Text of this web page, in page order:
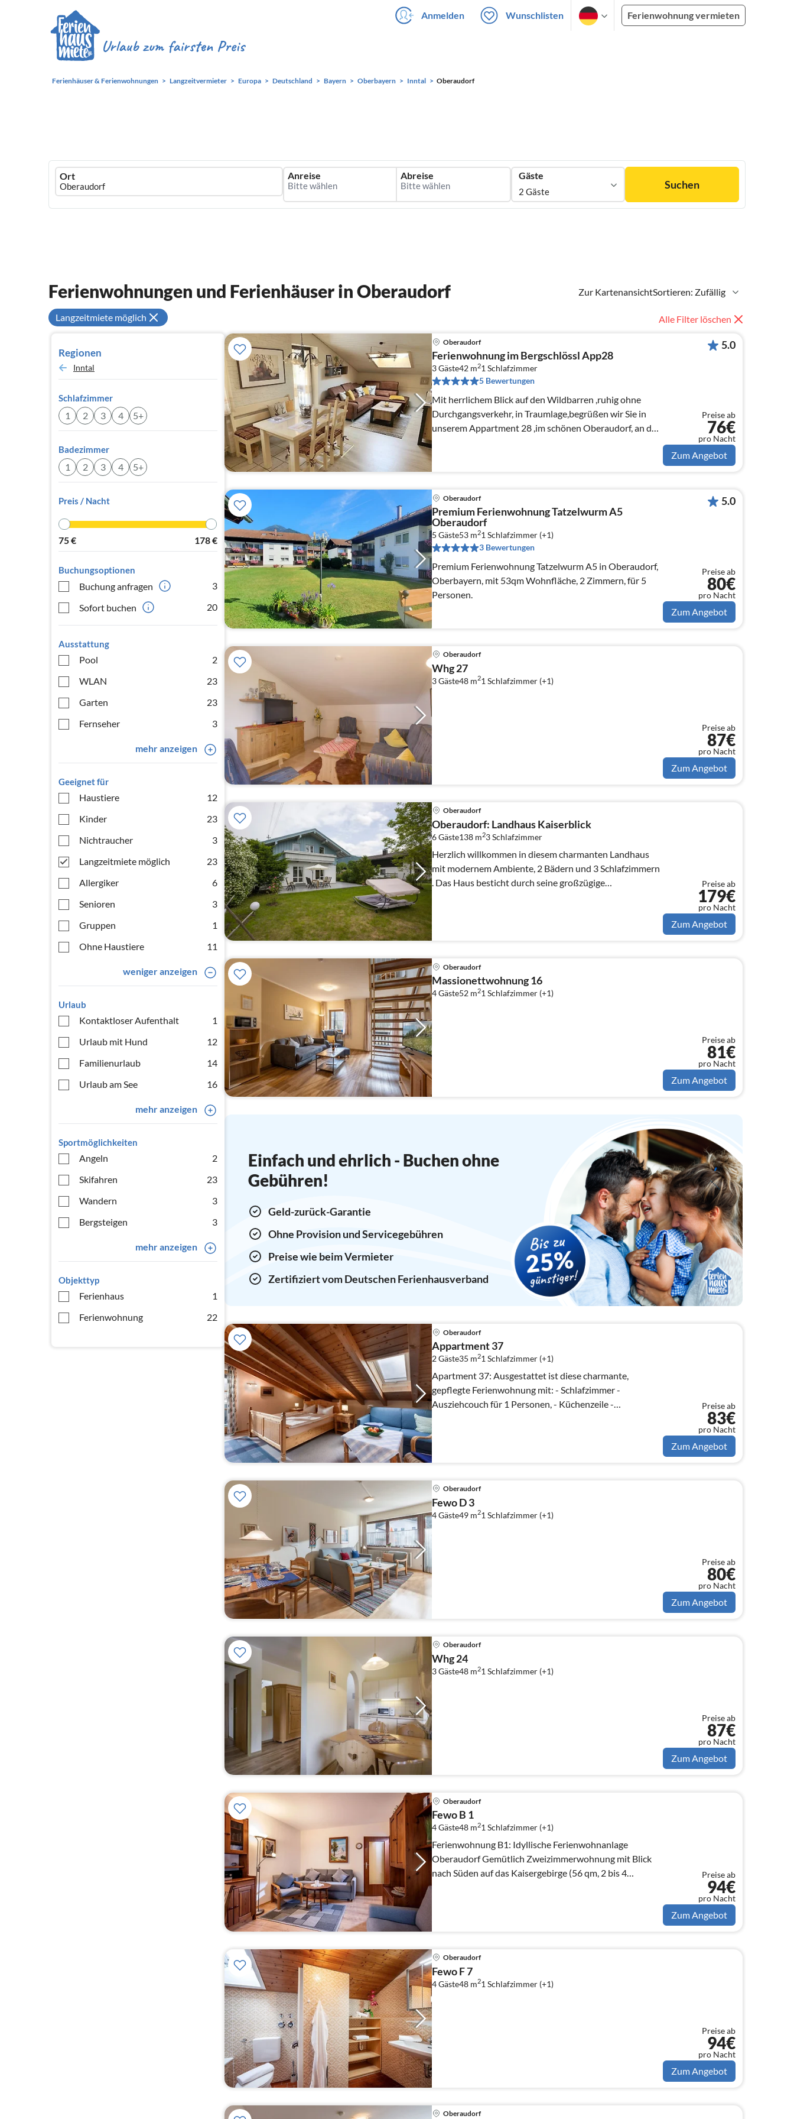
Anmelden Wunschlisten Ferienwohnung vermieten
Ferienhäuser & Ferienwohnungen Langzeitvermieter Europa Deutschland Bayern Oberbayern Inntal Oberaudorf
Ferienhausmiete
logo
Ort Anreise Abreise Gäste
2 Gäste
Suchen
Zur KartenansichtSortieren: Zufällig
Ferienwohnungen und Ferienhäuser in Oberaudorf
Langzeitmiete möglich Alle Filter löschen
Regionen
Inntal
Schlafzimmer
1 2 3 4 5+
Badezimmer
1 2 3 4 5+
Preis / Nacht
75€ 178€
Buchungsoptionen
Buchung anfragen
3
Sofort buchen
20
Ausstattung
Pool
2
WLAN
23
Garten
23
Fernseher
3
mehr anzeigen
Geeignet für
Haustiere
12
Kinder
23
Nichtraucher
3
Langzeitmiete möglich
23
Allergiker
6
Senioren
3
Gruppen
1
Ohne Haustiere
11
weniger anzeigen
Urlaub
Kontaktloser Aufenthalt
1
Urlaub mit Hund
12
Familienurlaub
14
Urlaub am See
16
mehr anzeigen
Sportmöglichkeiten
Angeln
2
Skifahren
23
Wandern
3
Bergsteigen
3
mehr anzeigen
Objekttyp
Ferienhaus
1
Ferienwohnung
22
Oberaudorf
Ferienwohnung im Bergschlössl App28
3 Gäste42 m21 Schlafzimmer
5 Bewertungen
Mit herrlichem Blick auf den Wildbarren ,ruhig ohne
Durchgangsverkehr, in Traumlage,begrüßen wir Sie in
unserem Appartment 28 ,im schönen Oberaudorf, an der
Grenze zu Tirol.
5.0
Preise ab
76€
pro Nacht
Zum Angebot
Oberaudorf
Premium Ferienwohnung Tatzelwurm A5
Oberaudorf
5 Gäste53 m21 Schlafzimmer (+1)
3 Bewertungen
Premium Ferienwohnung Tatzelwurm A5 in Oberaudorf,
Oberbayern, mit 53qm Wohnfläche, 2 Zimmern, für 5
Personen.
5.0
Preise ab
80€
pro Nacht
Zum Angebot
Oberaudorf
Whg 27
3 Gäste48 m21 Schlafzimmer (+1)
Preise ab
87€
pro Nacht
Zum Angebot
Oberaudorf
Oberaudorf: Landhaus Kaiserblick
6 Gäste138 m23Schlafzimmer
Herzlich willkommen in diesem charmanten Landhaus
mit modernem Ambiente, 2 Bädern und 3 Schlafzimmern
. Das Haus besticht durch seine großzügige
Preise ab
179€
pro Nacht
Zum Angebot
Oberaudorf
Massionettwohnung 16
4 Gäste52 m21 Schlafzimmer (+1)
Preise ab
81€
pro Nacht
Zum Angebot
Einfach und ehrlich - Buchen ohne
Gebühren!
Geld-zurück-Garantie
Ohne Provision und Servicegebühren
Preise wie beim Vermieter
Zertifiziert vom Deutschen Ferienhausverband
Oberaudorf
Appartment 37
2 Gäste35 m21Schlafzimmer (+1)
Apartment 37: Ausgestattet ist diese charmante,
gepflegte Ferienwohnung mit: - Schlafzimmer -
Ausziehcouch für 1 Personen, - Küchenzeile -
neurenoviertem Bad - Balkon - Bettwäsch...
Preise ab
83€
pro Nacht
Zum Angebot
Oberaudorf
Fewo D 3
4 Gäste49 m21 Schlafzimmer (+1)
Preise ab
80€
pro Nacht
Zum Angebot
Oberaudorf
Whg 24
3 Gäste48 m21 Schlafzimmer (+1)
Preise ab
87€
pro Nacht
Zum Angebot
Oberaudorf
Fewo B 1
4 Gäste48 m21 Schlafzimmer (+1)
Ferienwohnung B1: Idyllische Ferienwohnanlage
Oberaudorf Gemütlich Zweizimmerwohnung mit Blick
nach Süden auf das Kaisergebirge (56 qm, 2 bis 4
Personen)
Preise ab
94€
pro Nacht
Zum Angebot
Oberaudorf
Fewo F 7
4 Gäste48 m21 Schlafzimmer (+1)
Preise ab
94€
pro Nacht
Zum Angebot
Oberaudorf